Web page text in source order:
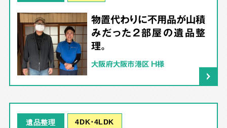
物置代わりに不用品が山積
みだった2部屋の遺品整
理。
大阪府大阪市港区 H様
遺品整理 4DK･4LDK